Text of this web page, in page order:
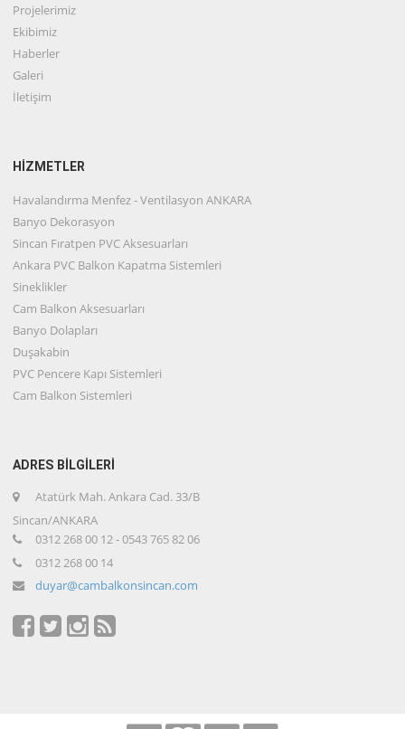
Projelerimiz
Ekibimiz
Haberler
Galeri
İletişim
HİZMETLER
Havalandırma Menfez - Ventilasyon ANKARA
Banyo Dekorasyon
Sincan Fıratpen PVC Aksesuarları
Ankara PVC Balkon Kapatma Sistemleri
Sineklikler
Cam Balkon Aksesuarları
Banyo Dolapları
Duşakabin
PVC Pencere Kapı Sistemleri
Cam Balkon Sistemleri
ADRES BİLGİLERİ
Atatürk Mah. Ankara Cad. 33/B
Sincan/ANKARA
0312 268 00 12 - 0543 765 82 06
0312 268 00 14
duyar@cambalkonsincan.com